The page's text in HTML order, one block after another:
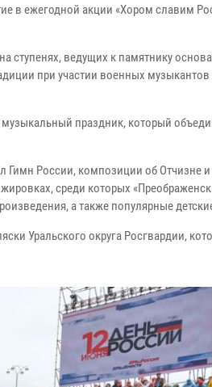
в ежегодной акции «Хором славим
ступенях, ведущих к памятнику
при участии военных музыкантов
праздник, который
Гимн России, композиции об Отчизне и
среди которых
а также популярные
Уральского округа Росгвардии,